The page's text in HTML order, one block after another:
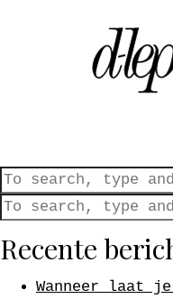
Tag
Sorry,
Recente
Wanneer laat